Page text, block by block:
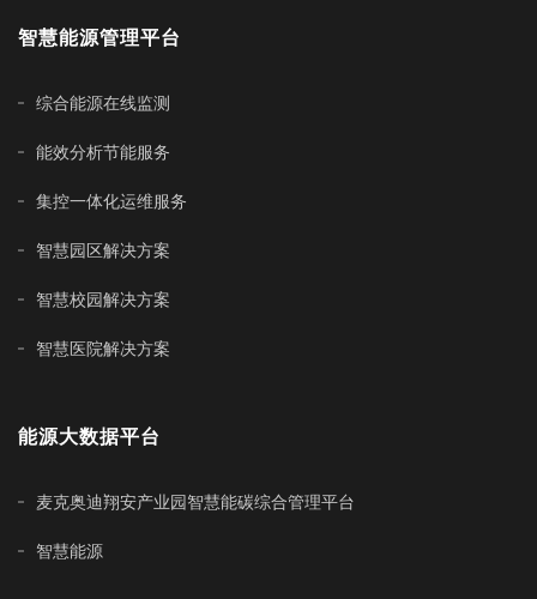
智慧能源管理平台
综合能源在线监测
能效分析节能服务
集控一体化运维服务
智慧园区解决方案
智慧校园解决方案
智慧医院解决方案
能源大数据平台
麦克奥迪翔安产业园智慧能碳综合管理平台
智慧能源